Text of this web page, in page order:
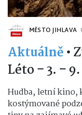
MĚSTO JIHLAVA
Aktuálně •
Léto – 3. –
Hudba, letní kino,
kostýmované